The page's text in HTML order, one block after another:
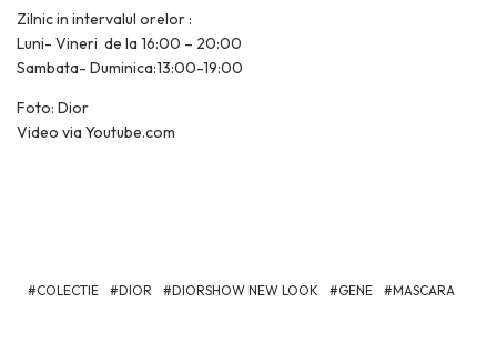
Zilnic in intervalul orelor :
Luni- Vineri de la 16:00 – 20:00
Sambata- Duminica:13:00-19:00
Foto: Dior
Video via Youtube.com
COLECTIE DIOR DIORSHOW NEW LOOK GENE MASCARA